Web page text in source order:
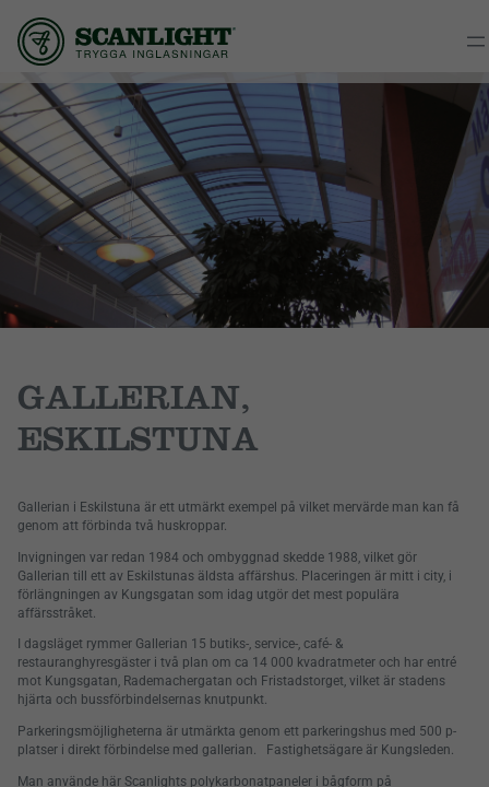
GALLERIAN,
ESKILSTUNA
Gallerian i Eskilstuna är ett utmärkt exempel på vilket mervärde man kan få
genom att förbinda två huskroppar.
Invigningen var redan 1984 och ombyggnad skedde 1988, vilket gör
Gallerian till ett av Eskilstunas äldsta affärshus. Placeringen är mitt i city, i
förlängningen av Kungsgatan som idag utgör det mest populära
affärsstråket.
I dagsläget rymmer Gallerian 15 butiks-, service-, café- &
restauranghyresgäster i två plan om ca 14 000 kvadratmeter och har entré
mot Kungsgatan, Rademachergatan och Fristadstorget, vilket är stadens
hjärta och bussförbindelsernas knutpunkt.
Parkeringsmöjligheterna är utmärkta genom ett parkeringshus med 500 p-
platser i direkt förbindelse med gallerian. Fastighetsägare är Kungsleden.
Man använde här Scanlights polykarbonatpaneler i bågform på